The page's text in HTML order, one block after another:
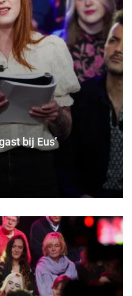
bij Eus’